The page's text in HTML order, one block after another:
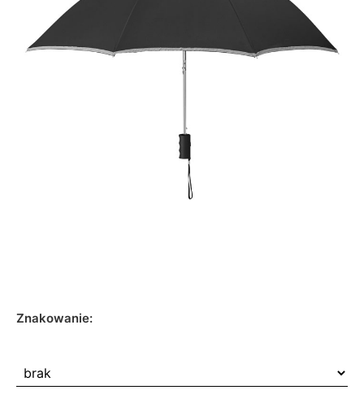
Znakowanie: